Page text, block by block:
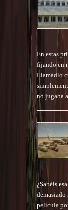
En estas
fijando en
Llamadlo
no jugaba
¿Sabéis
película